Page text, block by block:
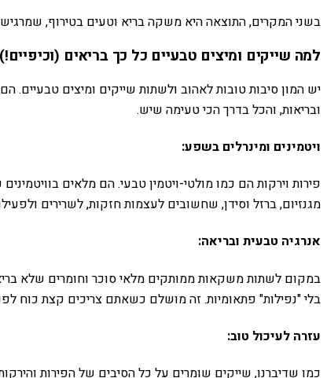
בשני המקרים, התוצאה היא משקה בריא וטעים בטירוף, שמרגיש
למה שייקים ומיצים טבעיים כל כך בריאים
יש המון סיבות טובות לאהוב ולשתות שייקים ומיצים
ובריאות, והכל בדרך הכי טעימה שיש.
ויטמינים ומינרלים בשפע:
מגנזיום, ברזל וסידן, שחשובים לעצמות חזקות, לשרירים
אנרגיה טבעית ובריאה:
במקום לשתות משקאות ממותקים מלאי סוכר וחומרים שלא
בלי "נפילות" פתאומיות. זה מושלם כשאתם צריכים קצת כוח
עזרה לעיכול טוב:
כמו שדיברנו, שייקים שומרים על כל הסיבים של הפירות